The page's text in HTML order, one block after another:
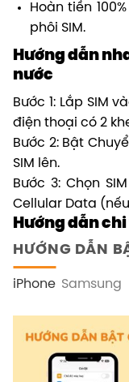
Hoàn tiền
phôi SIM.
Hướng dẫn
nước
Bước 1: Lắp SIM
điện thoại có 2
Bước 2: Bật
SIM lên.
Bước 3: Chọn
Cellular Data
Hướng dẫn
HƯỚNG DẪN
iPhone Samsung